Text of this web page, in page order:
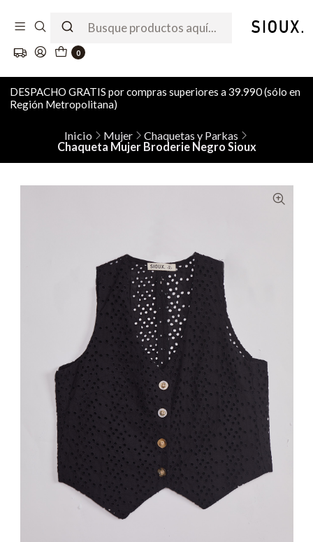
0
DESPACHO GRATIS por compras superiores a 39.990 (sólo en
Región Metropolitana)
Inicio Mujer
Chaquetas y Parkas
Chaqueta Mujer Broderie Negro Sioux